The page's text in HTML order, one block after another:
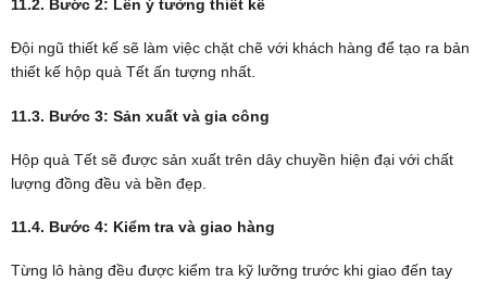
11.2. Bước 2: Lên ý tưởng thiết kế
Đội ngũ thiết kế sẽ làm việc chặt chẽ với khách hàng để tạo ra bản
thiết kế hộp quà Tết ấn tượng nhất.
11.3. Bước 3: Sản xuất và gia công
Hộp quà Tết sẽ được sản xuất trên dây chuyền hiện đại với chất
lượng đồng đều và bền đẹp.
11.4. Bước 4: Kiểm tra và giao hàng
Từng lô hàng đều được kiểm tra kỹ lưỡng trước khi giao đến tay